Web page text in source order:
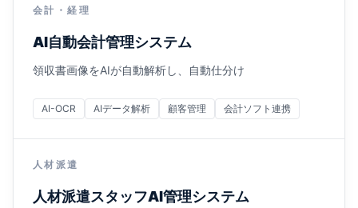
会計・経理
AI自動会計管理システム
領収書画像をAIが自動解析し、自動仕分け
AI-OCR AIデータ解析 顧客管理 会計ソフト連携
人材派遣
人材派遣スタッフAI管理システム